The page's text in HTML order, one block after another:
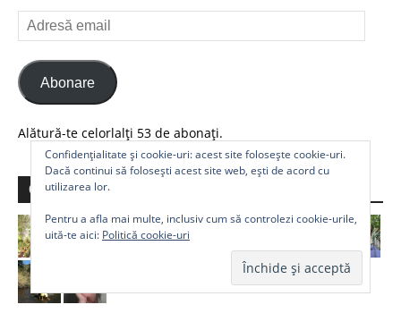
Adresă
email
Abonare
Alătură-te celorlalți 53 de abonați.
Comunitate
Confidențialitate și cookie-uri: acest site folosește cookie-uri.
Dacă continui să folosești acest site web, ești de acord cu
utilizarea lor.
Pentru a afla mai multe, inclusiv cum să controlezi cookie-urile,
uită-te aici: Politică cookie-uri